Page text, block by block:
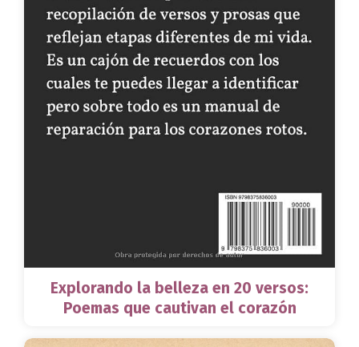
Explorando la belleza en 20 versos:
Poemas que cautivan el corazón